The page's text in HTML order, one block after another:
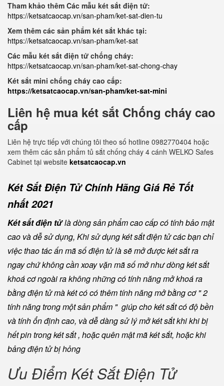
Tham khảo thêm Các mẫu két sắt điện tử:
https://ketsatcaocap.vn/san-pham/ket-sat-dien-tu
Xem thêm các sản phẩm két sắt khác tại:
https://ketsatcaocap.vn/san-pham/ket-sat
Các mẫu két sắt điện tử chống cháy:
https://ketsatcaocap.vn/san-pham/ket-sat-chong-chay
Két sắt mini chống cháy cao cấp:
https://ketsatcaocap.vn/san-pham/ket-sat-mini
Liên hệ mua két sắt Chống cháy cao
cấp
Liên hệ trực tiếp với chúng tôi theo số hotline 0982770404 hoặc
xem thêm các sản phẩm tủ sắt chống cháy 4 cánh WELKO Safes
Cabinet tại website ketsatcaocap.vn
Két Sắt Điện Tử Chính Hãng Giá Rẻ Tốt
nhất 2021
Két sắt điện tửlà dòng sản phẩm cao cấp có tính bảo mật
cao và dễ sử dụng, Khi sử dụng két sắt điện tử các bạn chỉ
việc thao tác ấn mã số điện tử là sẽ mở được két sắt ra
ngay chứ không cần xoay vặn mã số mở như dòng két sắt
khoá cơ ngoài ra không những có tính năng mở khoá ra
bằng điện tử mà két có có thêm tính năng mở bằng cơ " 2
tính năng trong một sản phẩm " giúp cho két sắt có độ bền
và tính ổn định cao, và dễ dàng sử lý mở két sắt khi khi bị
hết pin trong két sắt , hoặc quên mật mã két sắt, hoặc khi
bảng điện tử bị hỏng
Ưu Điểm Két Sắt Điện Tử